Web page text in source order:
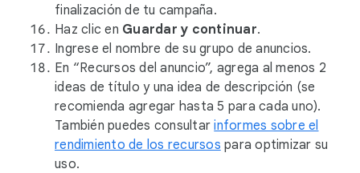
finalización de tu campaña.
Haz clic en Guardar y continuar.
Ingrese el nombre de su grupo de anuncios.
En “Recursos del anuncio”, agrega al menos 2
ideas de título y una idea de descripción (se
recomienda agregar hasta 5 para cada uno).
También puedes consultarinformes sobre el
rendimiento de los recursos para optimizar su
uso.